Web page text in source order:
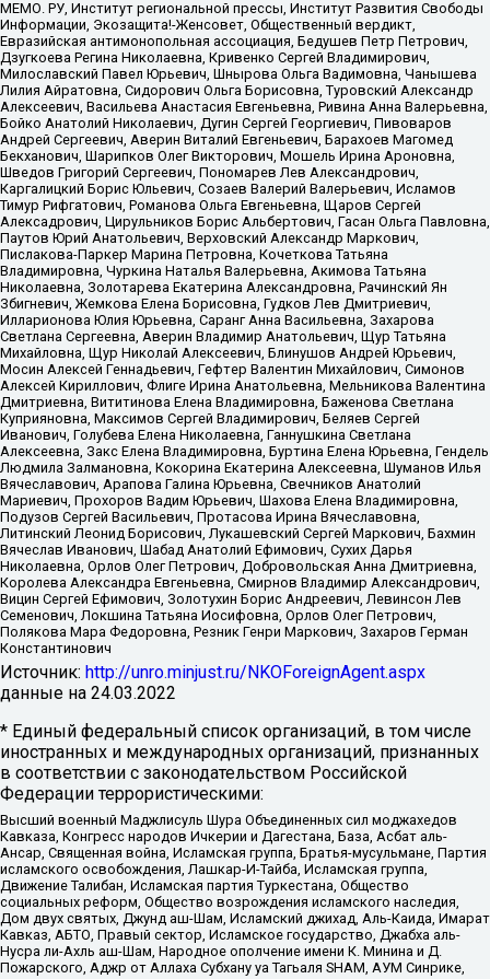
МЕМО. РУ, Институт региональной прессы, Институт Развития Свободы
Информации, Экозащита!-Женсовет, Общественный вердикт,
Евразийская антимонопольная ассоциация, Бедушев Петр Петрович,
Дзугкоева Регина Николаевна, Кривенко Сергей Владимирович,
Милославский Павел Юрьевич, Шнырова Ольга Вадимовна, Чанышева
Лилия Айратовна, Сидорович Ольга Борисовна, Туровский Александр
Алексеевич, Васильева Анастасия Евгеньевна, Ривина Анна Валерьевна,
Бойко Анатолий Николаевич, Дугин Сергей Георгиевич, Пивоваров
Андрей Сергеевич, Аверин Виталий Евгеньевич, Барахоев Магомед
Бекханович, Шарипков Олег Викторович, Мошель Ирина Ароновна,
Шведов Григорий Сергеевич, Пономарев Лев Александрович,
Каргалицкий Борис Юльевич, Созаев Валерий Валерьевич, Исламов
Тимур Рифгатович, Романова Ольга Евгеньевна, Щаров Сергей
Алексадрович, Цирульников Борис Альбертович, Гасан Ольга Павловна,
Паутов Юрий Анатольевич, Верховский Александр Маркович,
Пислакова-Паркер Марина Петровна, Кочеткова Татьяна
Владимировна, Чуркина Наталья Валерьевна, Акимова Татьяна
Николаевна, Золотарева Екатерина Александровна, Рачинский Ян
Збигневич, Жемкова Елена Борисовна, Гудков Лев Дмитриевич,
Илларионова Юлия Юрьевна, Саранг Анна Васильевна, Захарова
Светлана Сергеевна, Аверин Владимир Анатольевич, Щур Татьяна
Михайловна, Щур Николай Алексеевич, Блинушов Андрей Юрьевич,
Мосин Алексей Геннадьевич, Гефтер Валентин Михайлович, Симонов
Алексей Кириллович, Флиге Ирина Анатольевна, Мельникова Валентина
Дмитриевна, Вититинова Елена Владимировна, Баженова Светлана
Куприяновна, Максимов Сергей Владимирович, Беляев Сергей
Иванович, Голубева Елена Николаевна, Ганнушкина Светлана
Алексеевна, Закс Елена Владимировна, Буртина Елена Юрьевна, Гендель
Людмила Залмановна, Кокорина Екатерина Алексеевна, Шуманов Илья
Вячеславович, Арапова Галина Юрьевна, Свечников Анатолий
Мариевич, Прохоров Вадим Юрьевич, Шахова Елена Владимировна,
Подузов Сергей Васильевич, Протасова Ирина Вячеславовна,
Литинский Леонид Борисович, Лукашевский Сергей Маркович, Бахмин
Вячеслав Иванович, Шабад Анатолий Ефимович, Сухих Дарья
Николаевна, Орлов Олег Петрович, Добровольская Анна Дмитриевна,
Королева Александра Евгеньевна, Смирнов Владимир Александрович,
Вицин Сергей Ефимович, Золотухин Борис Андреевич, Левинсон Лев
Семенович, Локшина Татьяна Иосифовна, Орлов Олег Петрович,
Полякова Мара Федоровна, Резник Генри Маркович, Захаров Герман
Константинович
Источник: http://unro.minjust.ru/NKOForeignAgent.aspx
данные на 24.03.2022
* Единый федеральный список организаций, в том числе
иностранных и международных организаций, признанных
в соответствии с законодательством Российской
Федерации террористическими:
Высший военный Маджлисуль Шура Объединенных сил моджахедов
Кавказа, Конгресс народов Ичкерии и Дагестана, База, Асбат аль-
Ансар, Священная война, Исламская группа, Братья-мусульмане, Партия
исламского освобождения, Лашкар-И-Тайба, Исламская группа,
Движение Талибан, Исламская партия Туркестана, Общество
социальных реформ, Общество возрождения исламского наследия,
Дом двух святых, Джунд аш-Шам, Исламский джихад, Аль-Каида, Имарат
Кавказ, АБТО, Правый сектор, Исламское государство, Джабха аль-
Нусра ли-Ахль аш-Шам, Народное ополчение имени К. Минина и Д.
Пожарского, Аджр от Аллаха Субхану уа Тагьаля SHAM, АУМ Синрике,